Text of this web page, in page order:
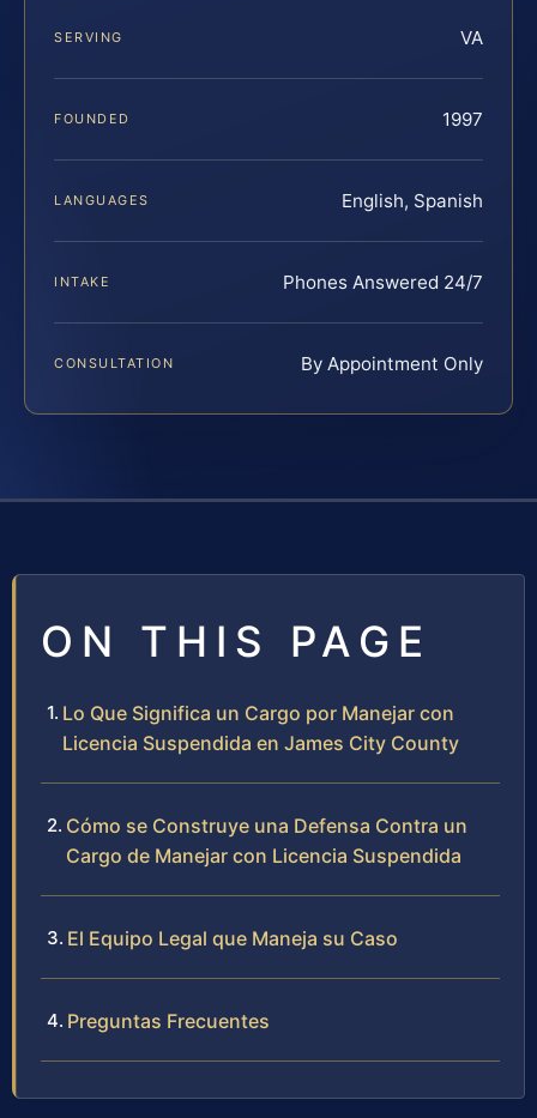
SERVING VA
FOUNDED 1997
LANGUAGES English, Spanish
INTAKE Phones Answered 24/7
CONSULTATION By Appointment Only
ON THIS PAGE
Lo Que Significa un Cargo por Manejar con
Licencia Suspendida en James City County
Cómo se Construye una Defensa Contra un
Cargo de Manejar con Licencia Suspendida
El Equipo Legal que Maneja su Caso
Preguntas Frecuentes